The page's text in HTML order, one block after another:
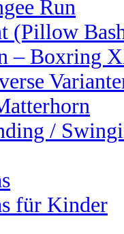
Run
(Pillow
– Boxring
/
für Kinder